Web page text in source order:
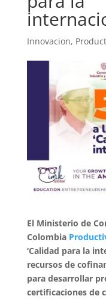
Innovacion,
El Ministerio de
Colombia
‘Calidad para la
recursos de
para desarrollar
certificaciones de